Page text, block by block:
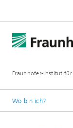
Fraunhofer-Institut für
Wo bin ich?